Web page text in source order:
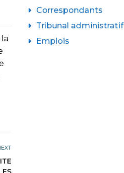
Correspondants
Tribunal administratif
Emplois